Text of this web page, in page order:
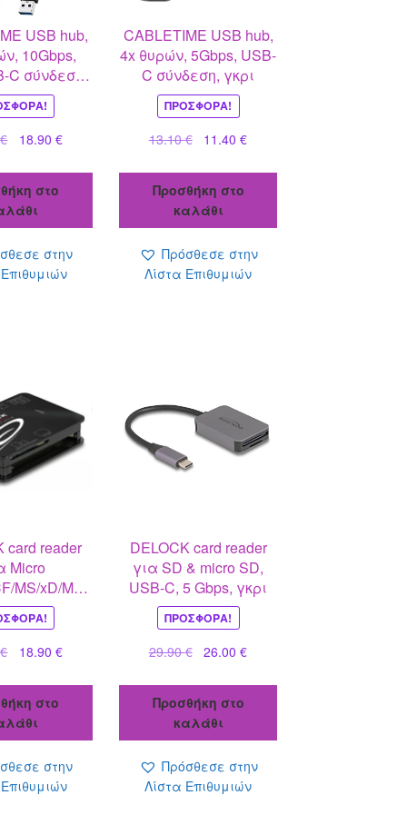
USB hub,
10Gbps,
C σύνδεση,
€
Original
was:
21.70 €.
18.90€Η
τιμή
στο
στην
CABLETIME USB hub,
4x θυρών, 5Gbps, USB-
C σύνδεση, γκρι
ΠΡΟΣΦΟΡΆ!
13.10€
Original
was:
13.10 €.
11.40€Η
τιμή
Προσθήκη στο
καλάθι
Πρόσθεσε στην
Λίστα Επιθυμιών
card reader
Micro
MS/xD/M2,
€
Original
was:
21.70 €.
18.90€Η
τιμή
στο
στην
DELOCK card reader
για SD & micro SD,
USB-C, 5 Gbps, γκρι
ΠΡΟΣΦΟΡΆ!
29.90€
Original
was:
29.90 €.
26.00€Η
τιμή
Προσθήκη στο
καλάθι
Πρόσθεσε στην
Λίστα Επιθυμιών